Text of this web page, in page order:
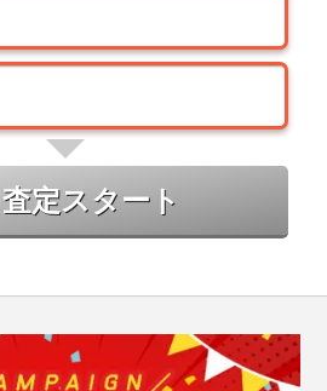
査定スタート